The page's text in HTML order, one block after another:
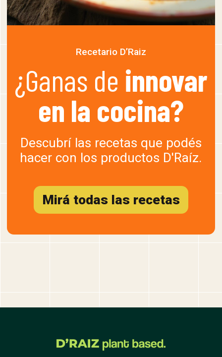
Recetario D’Raiz
¿Ganas de innovar
en la cocina?
Descubrí las recetas que podés
hacer con los productos D'Raíz.
Mirá todas las recetas